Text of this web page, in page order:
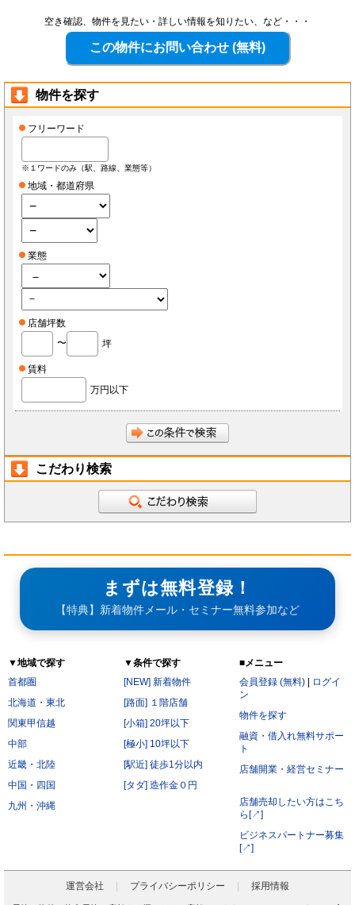
空き確認、物件を見たい・詳しい情報を知りたい、など・・・
物件を探す
フリーワード
※１ワードのみ（駅、路線、業態等）
地域・都道府県
業態
店舗坪数
〜
坪
賃料
万円以下
こだわり検索
まずは無料登録！
【特典】新着物件メール・セミナー無料参加など
▼地域で探す
首都圏
北海道・東北
関東甲信越
中部
近畿・北陸
中国・四国
九州・沖縄
▼条件で探す
[NEW] 新着物件
[路面] １階店舗
[小箱] 20坪以下
[極小] 10坪以下
[駅近] 徒歩1分以内
[タダ] 造作金０円
■メニュー
会員登録 (無料)
ログイ
ン
物件を探す
融資・借入れ無料サポー
ト
店舗開業・経営セミナー
店舗売却したい方はこち
ら[↗]
ビジネスパートナー募集
[↗]
運営会社 プライバシーポリシー 採用情報